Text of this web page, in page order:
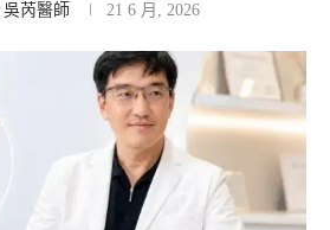
吳芮醫師 21 6 月, 2026